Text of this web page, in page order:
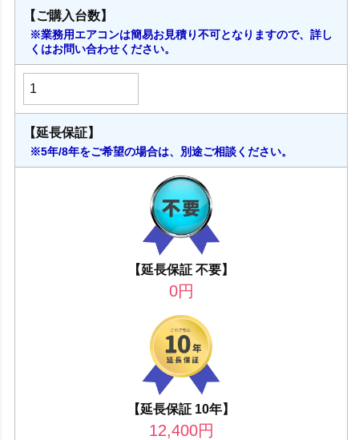
【ご購入台数】
※業務用エアコンは簡易お見積り不可となりますので、詳し
くはお問い合わせください。
【延長保証】
※5年/8年をご希望の場合は、別途ご相談ください。
【延長保証 不要】
0円
【延長保証 10年】
12,400円